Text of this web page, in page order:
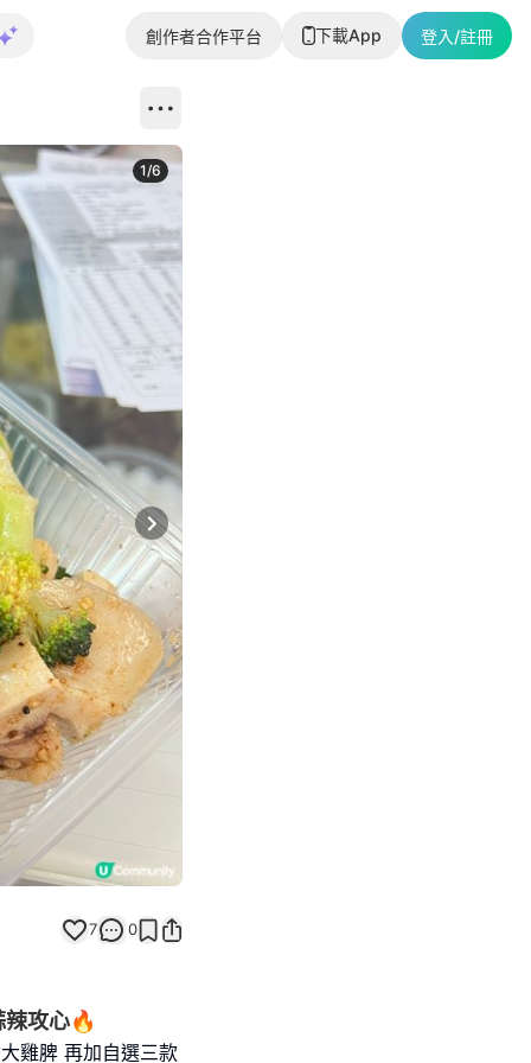
創作者合作平台 下載App 登入/註冊
Next slide
1/6
7 0
攻心🔥
雞脾 再加自選三款